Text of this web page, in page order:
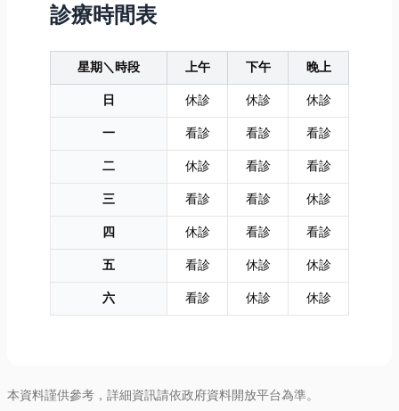
診療時間表
星期＼時段 上午 下午
晚上
日
休診 休診
休診
一
看診 看診
看診
二
休診 看診
看診
三
看診 看診
休診
四
休診 看診
看診
五
看診 休診
休診
六
看診 休診 休診
本資料謹供參考，詳細資訊請依政府資料開放平台為準。